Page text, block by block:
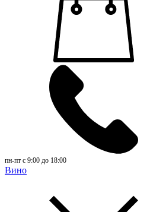
пн-пт с 9:00 до 18:00
Вино